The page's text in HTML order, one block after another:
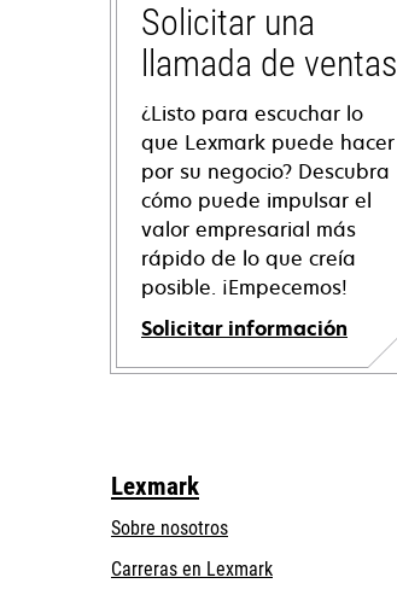
Solicitar una
llamada de ventas
¿Listo para escuchar lo
que Lexmark puede hacer
por su negocio? Descubra
cómo puede impulsar el
valor empresarial más
rápido de lo que creía
posible. ¡Empecemos!
Solicitar información
Lexmark
Sobre nosotros
Carreras en Lexmark